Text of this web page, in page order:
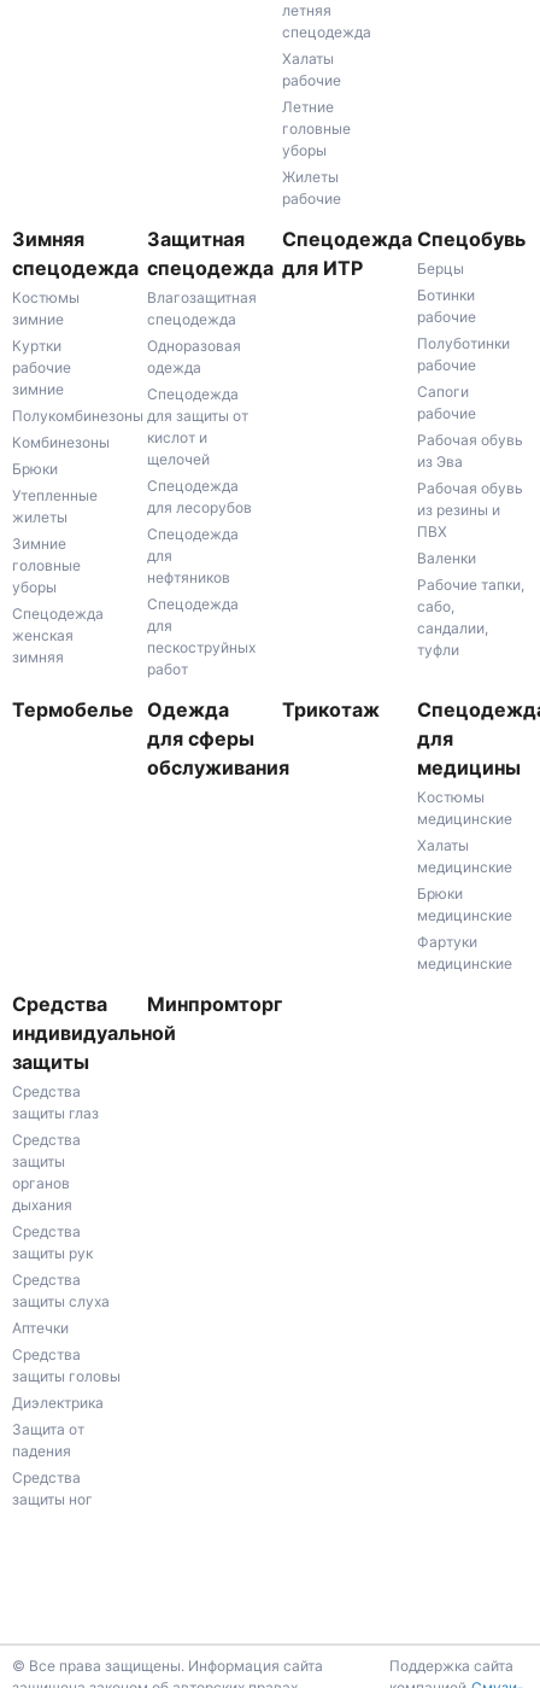
летняя
спецодежда
Халаты
рабочие
Летние
головные
уборы
Жилеты
рабочие
Зимняя
спецодежда
Костюмы
зимние
Куртки
рабочие
зимние
Полукомбинезоны
Комбинезоны
Брюки
Утепленные
жилеты
Зимние
головные
уборы
Спецодежда
женская
зимняя
Защитная
спецодежда
Влагозащитная
спецодежда
Одноразовая
одежда
Спецодежда
для защиты от
кислот и
щелочей
Спецодежда
для лесорубов
Спецодежда
для
нефтяников
Спецодежда
для
пескоструйных
работ
Спецодежда
для ИТР
Спецобувь
Берцы
Ботинки
рабочие
Полуботинки
рабочие
Сапоги
рабочие
Рабочая обувь
из Эва
Рабочая обувь
из резины и
ПВХ
Валенки
Рабочие тапки,
сабо,
сандалии,
туфли
Термобелье Одежда
для сферы
обслуживания
Трикотаж
для
медицины
Костюмы
медицинские
Халаты
медицинские
Брюки
медицинские
Фартуки
медицинские
Средства
индивидуальной
защиты
Средства
защиты глаз
Средства
защиты
органов
дыхания
Средства
защиты рук
Средства
защиты слуха
Аптечки
Средства
защиты головы
Диэлектрика
Защита от
падения
Средства
защиты ног
Минпромторг
© Все права защищены. Информация сайта
Поддержка сайта